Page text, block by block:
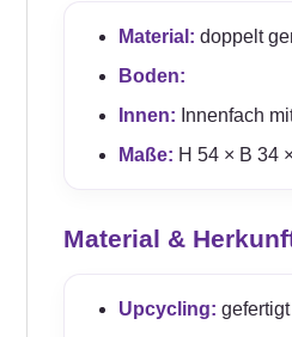
Material: doppelt
Boden:
Innen: Innenfach
Maße: H 54 × B 34
Material &
Upcycling: